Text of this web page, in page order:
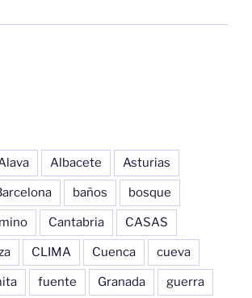
Albacete Asturias
baños bosque
Cantabria CASAS
CLIMA Cuenca cueva
fuente Granada guerra